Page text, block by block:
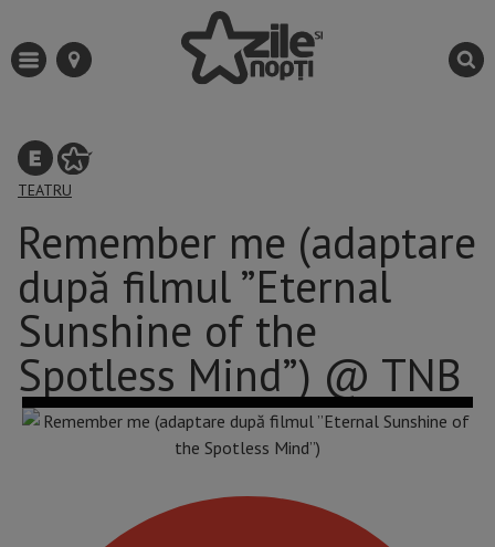
TEATRU
Remember me (adaptare
după filmul ”Eternal
Sunshine of the
Spotless Mind”) @ TNB